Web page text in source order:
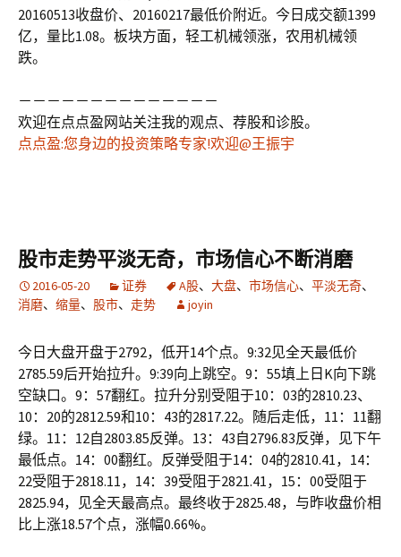
20160513收盘价、20160217最低价附近。今日成交额1399
亿，量比1.08。板块方面，轻工机械领涨，农用机械领
跌。
－－－－－－－－－－－－－－
欢迎在点点盈网站关注我的观点、荐股和诊股。
点点盈:您身边的投资策略专家!欢迎@王振宇
股市走势平淡无奇，市场信心不断消磨
2016-05-20 证券 A股、 大盘、 市场信心、 平淡无奇、
消磨、 缩量、 股市、 走势 joyin
今日大盘开盘于2792，低开14个点。9:32见全天最低价
2785.59后开始拉升。9:39向上跳空。9：55填上日K向下跳
空缺口。9：57翻红。拉升分别受阻于10：03的2810.23、
10：20的2812.59和10：43的2817.22。随后走低，11：11翻
绿。11：12自2803.85反弹。13：43自2796.83反弹，见下午
最低点。14：00翻红。反弹受阻于14：04的2810.41，14：
22受阻于2818.11，14：39受阻于2821.41，15：00受阻于
2825.94，见全天最高点。最终收于2825.48，与昨收盘价相
比上涨18.57个点，涨幅0.66%。